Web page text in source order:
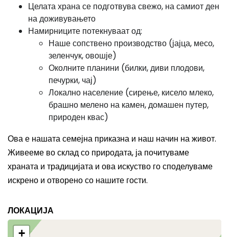
Целата храна се подготвува свежо, на самиот ден
на доживувањето
Намирниците потекнуваат од:
Наше сопствено производство (јајца, месо,
зеленчук, овошје)
Околните планини (билки, диви плодови,
печурки, чај)
Локално население (сирење, кисело млеко,
брашно мелено на камен, домашен путер,
природен квас)
Ова е нашата семејна приказна и наш начин на живот.
Живееме во склад со природата, ја почитуваме
храната и традицијата и ова искуство го споделуваме
искрено и отворено со нашите гости.
ЛОКАЦИЈА
+